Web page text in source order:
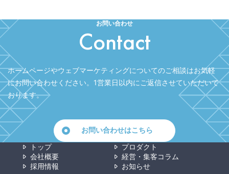
お問い合わせ
Contact
ホームページやウェブマーケティングについてのご相談はお気軽
にお問い合わせください。 1営業日以内にご返信させていただいて
おります。
お問い合わせはこちら
トップ
プロダクト
会社概要
経営・集客コラム
採用情報
お知らせ